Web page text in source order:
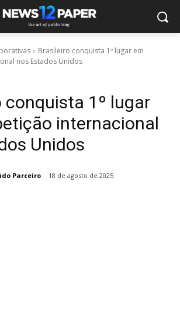
Brasileiro conquista 1º lugar em
nos Estados Unidos
conquista 1º lugar
internacional
Unidos
Parceiro 18 de agosto de 2025